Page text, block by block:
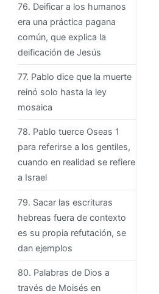
76. Deificar a los humanos
era una práctica pagana
común, que explica la
deificación de Jesús
77. Pablo dice que la muerte
reinó solo hasta la ley
mosaica
78. Pablo tuerce Oseas 1
para referirse a los gentiles,
cuando en realidad se refiere
a Israel
79. Sacar las escrituras
hebreas fuera de contexto
es su propia refutación, se
dan ejemplos
80. Palabras de Dios a
través de Moisés en